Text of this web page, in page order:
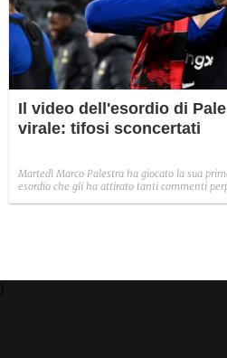
Il video dell'esordio di
virale: tifosi sconcertati
Martedì Marco Palestra ha giocato la sua
esordio che gli ha attirato tanti commenti